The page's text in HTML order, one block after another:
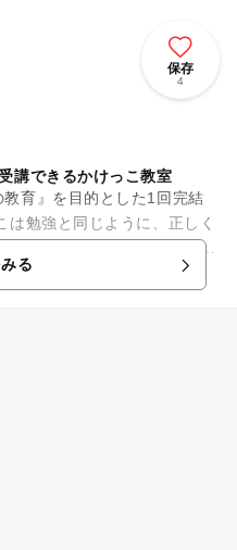
保存
4
講できるかけっこ教室
育』を目的とした1回完結
勉強と同じように、正しく
す。 ダントツかけっこ塾で
る